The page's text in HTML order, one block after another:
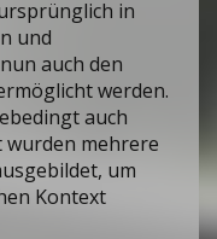
in
und
auch den
werden.
auch
mehrere
um
Kontext